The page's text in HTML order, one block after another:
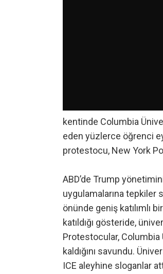
kentinde Columbia
eden yüzlerce öğrenci
protestocu, New York
ABD’de Trump
uygulamalarına tepkiler
önünde geniş katılımlı
katıldığı gösteride,
Protestocular,
kaldığını savundu.
ICE aleyhine sloganlar